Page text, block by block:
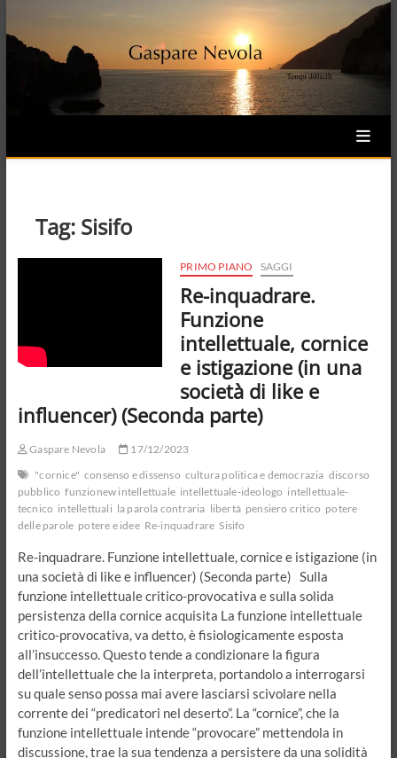
content
Tag: Sisifo
PRIMO PIANO SAGGI
Re-inquadrare.
Funzione
intellettuale, cornice
e istigazione (in una
società di like e
influencer) (Seconda parte)
Gaspare Nevola
17/12/2023
"cornice" consenso e dissenso cultura politica e democrazia discorso
pubblico funzionew intellettuale intellettuale-ideologo intellettuale-
tecnico intellettuali la parola contraria libertà pensiero critico potere
delle parole potere e idee Re-inquadrare Sisifo
Re-inquadrare. Funzione intellettuale, cornice e istigazione (in
una società di like e influencer) (Seconda parte) Sulla
funzione intellettuale critico-provocativa e sulla solida
persistenza della cornice acquisita La funzione intellettuale
critico-provocativa, va detto, è fisiologicamente esposta
all’insuccesso. Questo tende a condizionare la figura
dell’intellettuale che la interpreta, portandolo a interrogarsi
su quale senso possa mai avere lasciarsi scivolare nella
corrente dei “predicatori nel deserto”. La “cornice”, che la
funzione intellettuale intende “provocare” mettendola in
discussione, trae la sua tendenza a persistere da una solidità